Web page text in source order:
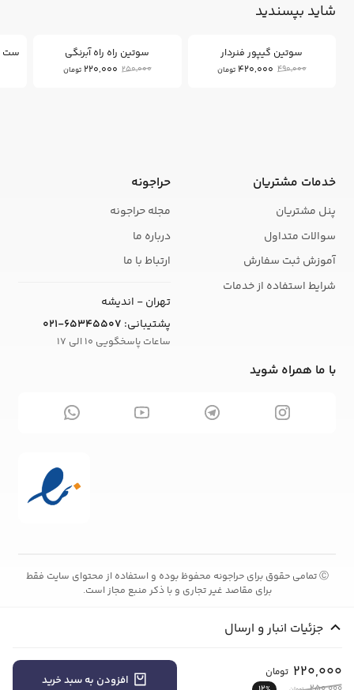
جزئیات انبار و ارسال
220,000 تومان
افزودن به سبد خرید
شاید بپسندید
سوتین گیپور فنردار
490,000
420,000 تومان
سوتین راه راه آبرنگی
250,000
220,000 تومان
خدمات مشتریان
پنل مشتریان
سوالات متداول
آموزش ثبت سفارش
شرایط استفاده از خدمات
حراجونه
مجله حراجونه
درباره ما
ارتباط با ما
تهران - اندیشه
پشتیبانی: 021-65345507
ساعات پاسخگویی 10 الی 17
با ما همراه شوید
Ⓒتمامی حقوق برای حراجونه محفوظ بوده و استفاده از محتوای سایت فقط
برای مقاصد غیر تجاری و با ذکر منبع مجاز است.